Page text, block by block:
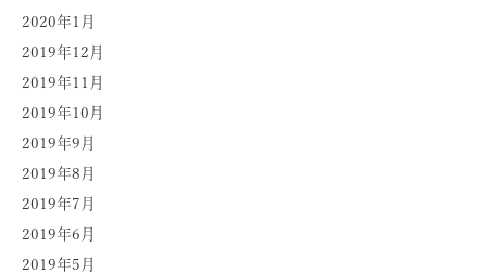
2020年1月
2019年12月
2019年11月
2019年10月
2019年9月
2019年8月
2019年7月
2019年6月
2019年5月